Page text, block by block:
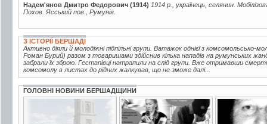
Надем'янов Дмитро Федорович (1914) 1914 р., українець, селянин.
Похов. Ясський пов., Румунія.
З ІСТОРІЇ БЕРШАДІ
Активно діяли й молодіжні підпільні групи. Ватажок однієї з комсомольсько-
Роман Бурий) разом з товаришами здійснив кілька нападів на румунських
забрали їх зброю. Гестапівці натрапили на слід групи. Вже отримавши
комсомолу в листах до рідних жалкував, що не зможе далі...
ГОЛОВНІ НОВИНИ БЕРШАДЩИНИ